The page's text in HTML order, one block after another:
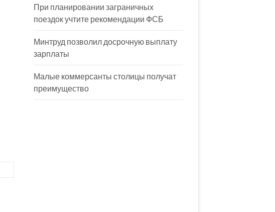
При планировании заграничных
поездок учтите рекомендации ФСБ
Минтруд позволил досрочную выплату
зарплаты
Малые коммерсанты столицы получат
преимущество